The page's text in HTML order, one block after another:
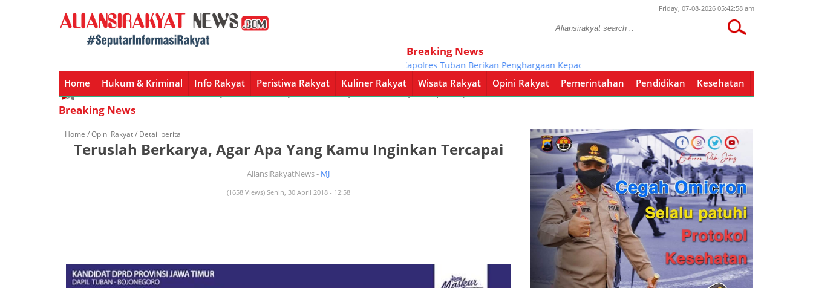
Friday, 07-08-2026 05:42:58 am
Breaking News
Kapolres Tuban Berikan Penghargaan Kepada 4 Anggotanya, Begini Ceritanya
Home Hukum & Kriminal Info Rakyat Peristiwa Rakyat Kuliner Rakyat Wisata Rakyat Opini Rakyat Pemerintahan Pendidikan Kesehatan
Home Hukum & Kriminal Info Rakyat Peristiwa Rakyat Kuliner Rakyat Wisata Rakyat Opini Rakyat Pemerintahan Pendidikan Kesehatan
Breaking News
Home /Opini Rakyat/ Detail berita
Teruslah Berkarya, Agar Apa Yang Kamu Inginkan Tercapai
AliansiRakyatNews - MJ
(1658 Views) Senin, 30 April 2018 - 12:58